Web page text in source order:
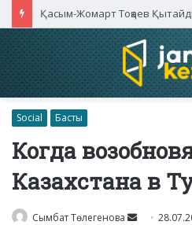
Social Басты
Когда
Казахстана в
Сымбат Төлегенова
Send